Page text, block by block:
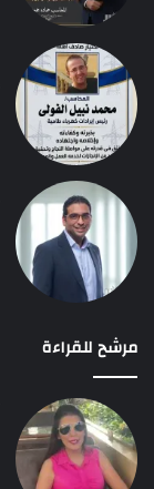
مرشح للقراءة